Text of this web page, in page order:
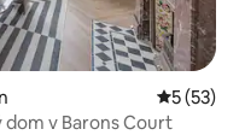
5 (53)
dom v Barons Court